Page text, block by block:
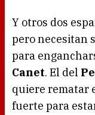
Y otros dos
pero necesitan
para
Canet. El del
quiere rematar
fuerte para